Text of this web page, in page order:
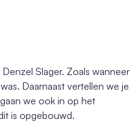
Slager. Zoals wanneer
Daarnaast vertellen we je
we ook in op het
is opgebouwd.